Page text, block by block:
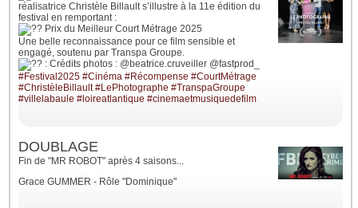
réalisatrice Christèle Billault s’illustre à la 11e édition du
festival en remportant :
Prix du Meilleur Court Métrage 2025
Une belle reconnaissance pour ce film sensible et
engagé, soutenu par Transpa Groupe.
: Crédits photos : @beatrice.cruveiller @fastprod_
#Festival2025 #Cinéma #Récompense #CourtMétrage
#ChristèleBillault #LePhotographe #TranspaGroupe
#villelabaule #loireatlantique #cinemaetmusiquedefilm
DOUBLAGE
Fin de "MR ROBOT" après 4 saisons...
Grace GUMMER - Rôle "Dominique"